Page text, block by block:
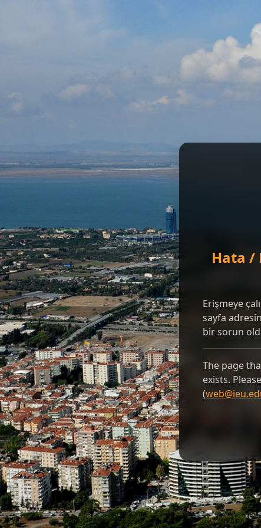
Hata /
Erişmeye
sayfa
bir sorun
The page
exists.
(